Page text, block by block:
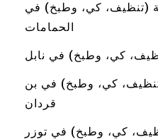
(تنظيف، كي، وطبخ) في
الحمامات
كي، وطبخ) في نابل
كي، وطبخ) في بن
قردان
كي، وطبخ) في توزر